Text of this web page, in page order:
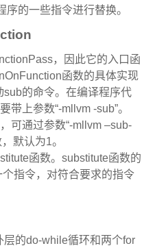
序的一些指令进行替换。
，因此它的入口函
函数的具体实现
sub的命令。在编译程序代
带上参数“-mllvm -sub”。
可通过参数“-mllvm –sub-
默认为1。
函数。 substitute函数的
个指令，对符合要求的指令
层的do-while循环和两个for